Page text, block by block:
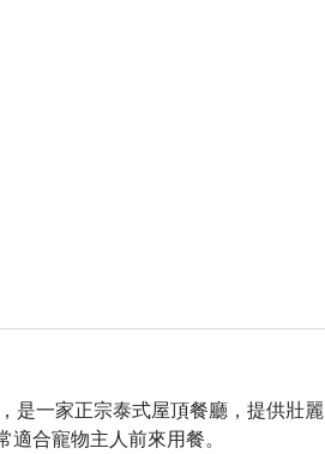
是一家正宗泰式屋頂餐廳，提供壯麗
合寵物主人前來用餐。